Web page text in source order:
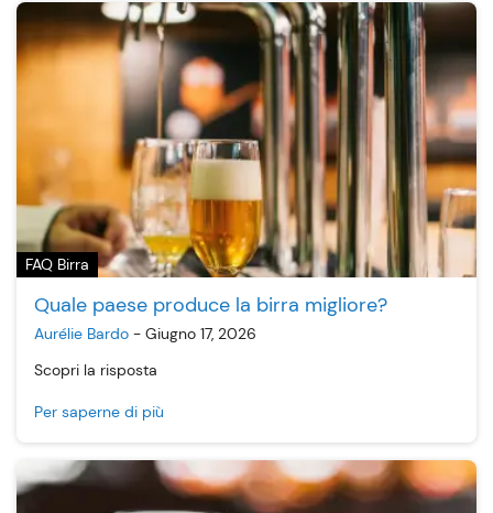
FAQ Birra
Quale paese produce la birra migliore?
Aurélie Bardo - Giugno 17, 2026
Scopri la risposta
Per saperne di più